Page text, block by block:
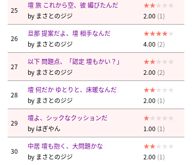
25
壇 旅 これから空、彼 媚びたんだ
by まさとのジジ 2.00 (1)
26
旦那 提案だよ、壇 相手なんだ
by まさとのジジ 4.00 (2)
27
以下 問題点、「認定 壇もかい？」
by まさとのジジ 2.00 (2)
28
壇 何だか ゆとりと、床暖なんだ
by まさとのジジ 2.00 (1)
29
壇よ、シックなクッションだ
by はぎやん 1.00 (1)
30
中居 壇も抱く、大問題かな
by まさとのジジ 2.00 (1)